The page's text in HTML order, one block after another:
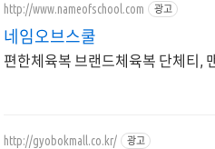
http://www.nameofschool.com 광고
네임오브스쿨
편한체육복 브랜드체육복 단체티,
http://gyobokmall.co.kr/ 광고